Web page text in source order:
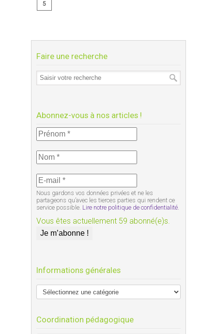
5
Faire une recherche
Abonnez-vous à nos articles !
Nous gardons vos données privées et ne les
partageons qu’avec les tierces parties qui rendent ce
service possible. Lire notre politique de confidentialité.
Vous êtes actuellement 59 abonné(e)s.
Informations générales
Coordination pédagogique